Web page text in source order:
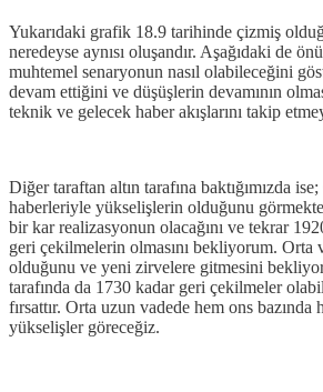
Yukarıdaki grafik 18.9 tarihinde çizmiş
neredeyse aynısı oluşandır. Aşağıdaki de
muhtemel senaryonun nasıl olabileceğini
devam ettiğini ve düşüşlerin devamının
teknik ve gelecek haber akışlarını takip
Diğer taraftan altın tarafına baktığımızda
haberleriyle yükselişlerin olduğunu
bir kar realizasyonun olacağını ve tekrar
geri çekilmelerin olmasını bekliyorum. Orta
olduğunu ve yeni zirvelere gitmesini
tarafında da 1730 kadar geri çekilmeler
fırsattır. Orta uzun vadede hem ons bazında
yükselişler göreceğiz.